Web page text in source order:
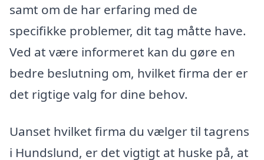
samt om de har erfaring med de
specifikke problemer, dit tag måtte have.
Ved at være informeret kan du gøre en
bedre beslutning om, hvilket firma der er
det rigtige valg for dine behov.
Uanset hvilket firma du vælger til tagrens
i Hundslund, er det vigtigt at huske på, at